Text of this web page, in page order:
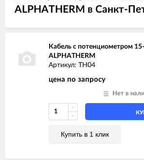
ALPHATHERM в Санкт-
Кабель с потенциометром
ALPHATHERM
Артикул: TH04
цена по запросу
Нет в
Купить в 1 клик